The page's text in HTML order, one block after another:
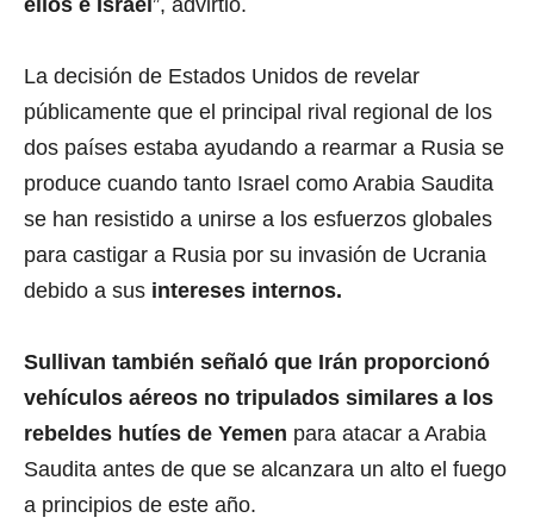
La decisión de Estados Unidos de revelar
públicamente que el principal rival regional de los
dos países estaba ayudando a rearmar a Rusia se
produce cuando tanto Israel como Arabia Saudita
se han resistido a unirse a los esfuerzos globales
para castigar a Rusia por su invasión de Ucrania
debido a sus intereses internos.
Sullivan también señaló que Irán proporcionó
vehículos aéreos no tripulados similares a los
rebeldes hutíes de Yemen para atacar a Arabia
Saudita antes de que se alcanzara un alto el fuego
a principios de este año.